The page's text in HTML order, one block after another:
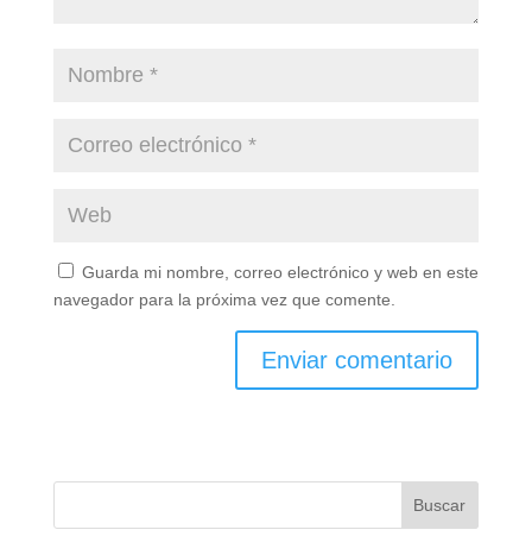
Guarda mi nombre, correo electrónico y web en este
navegador para la próxima vez que comente.
Buscar